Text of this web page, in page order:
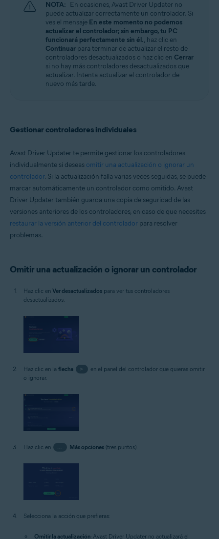
NOTA: En ocasiones, Avast Driver Updater no
puede actualizar correctamente un controlador. Si
ves el mensaje En este momento no podemos
actualizar el controlador; sin embargo, tu PC
funcionará perfectamente sin él., haz clic en
Continuar para terminar de actualizar el resto de
controladores desactualizados o haz clic en Cerrar
si no hay más controladores desactualizados que
actualizar. Intenta actualizar el controlador de
nuevo más tarde.
Gestionar controladores individuales
Avast Driver Updater te permite gestionar los controladores
individualmente si deseas omitir una actualización o ignorar un
controlador. Si la actualización falla varias veces seguidas, se puede
marcar automáticamente un controlador como omitido. Avast
Driver Updater también guarda una copia de seguridad de las
versiones anteriores de los controladores, en caso de que necesites
restaurar la versión anterior del controlador para resolver
problemas.
Omitir una actualización o ignorar un controlador
Haz clic en Ver desactualizados para ver tus controladores
desactualizados.
Haz clic en la flecha >
en el panel del controlador que quieras omitir
o ignorar.
Haz clic en … Más opciones(tres puntos).
Selecciona la acción que prefieras:
Omitir la actualización: Avast Driver Updater no actualizará el